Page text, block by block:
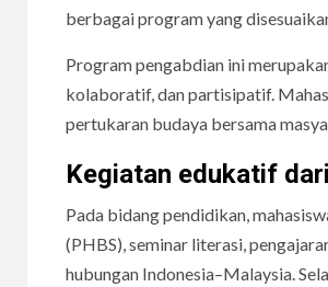
berbagai program yang
Program pengabdian ini
kolaboratif, dan partisipatif.
pertukaran budaya bersama
Kegiatan edukatif
Pada bidang pendidikan,
(PHBS), seminar literasi,
hubungan Indonesia–Malaysia.